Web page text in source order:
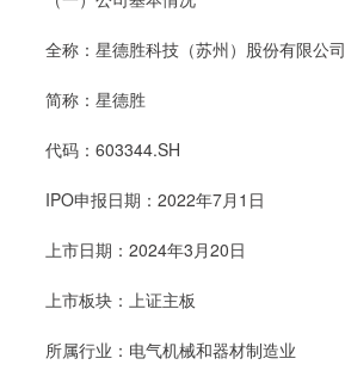
全称：星德胜科技（苏州）股份有限公司
简称：星德胜
代码：603344.SH
IPO申报日期：2022年7月1日
上市日期：2024年3月20日
上市板块：上证主板
所属行业：电气机械和器材制造业